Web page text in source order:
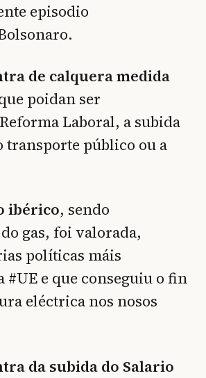
episodio
de calquera medida
poidan ser
Laboral, a subida
transporte público ou a
ibérico, sendo
gas, foi valorada,
políticas máis
#UE e que conseguiu o fin
eléctrica nos nosos
da subida do Salario